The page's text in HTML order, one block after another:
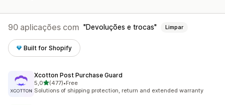
90 aplicações com Devoluções e trocas Limpar
Built for Shopify
Xcotton Post Purchase Guard
5,0de 5 estrelas
(477)
477 total de avaliações
•Free
Solutions of shipping protection, return and extended warranty